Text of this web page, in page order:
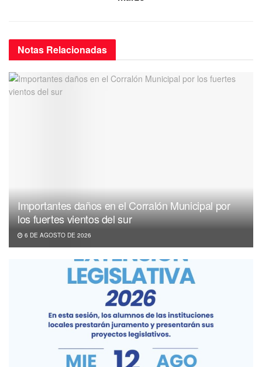
Notas Relacionadas
Importantes daños en el Corralón Municipal por
los fuertes vientos del sur
6 DE AGOSTO DE 2026